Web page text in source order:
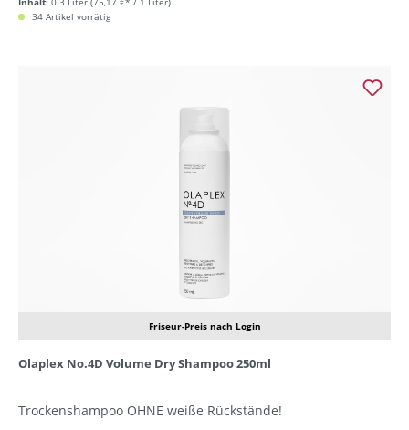
34 Artikel vorrätig
Friseur-Preis nach Login
Olaplex No.4D Volume Dry Shampoo 250ml
Trockenshampoo OHNE weiße Rückstände!